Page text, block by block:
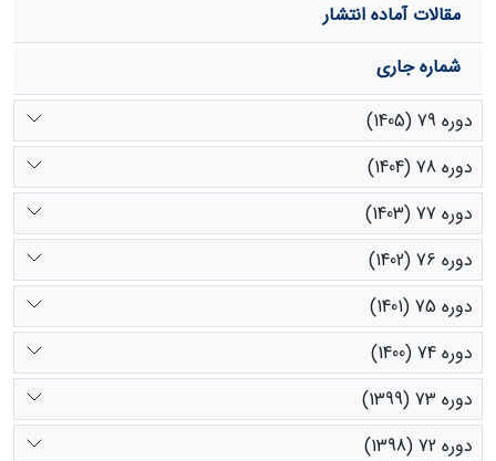
مقالات آماده انتشار
شماره جاری
دوره 79 (1405)
دوره 78 (1404)
دوره 77 (1403)
دوره 76 (1402)
دوره 75 (1401)
دوره 74 (1400)
دوره 73 (1399)
دوره 72 (1398)